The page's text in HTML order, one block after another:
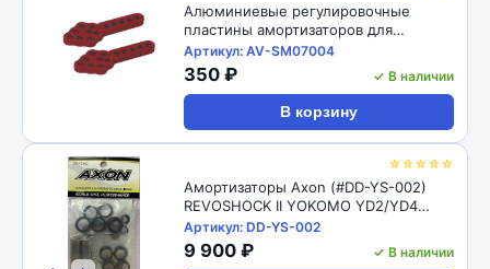
Алюминиевые регулировочные
пластины амортизаторов для
радиоуправляемых автомоделей
1/10, 2шт RC-Avtomag (#AV-SM07004)
1/10 RC Car Aluminum Shock Absorber
Adjust Plate Droop Mount
Артикул: AV-SM07004
350 ₽ ✓ В наличии
В корзину
☆☆☆☆☆
Амортизаторы Axon (#DD-YS-002)
REVOSHOCK II YOKOMO YD2/YD4
12/16
Артикул: DD-YS-002
9 900 ₽ ✓ В наличии